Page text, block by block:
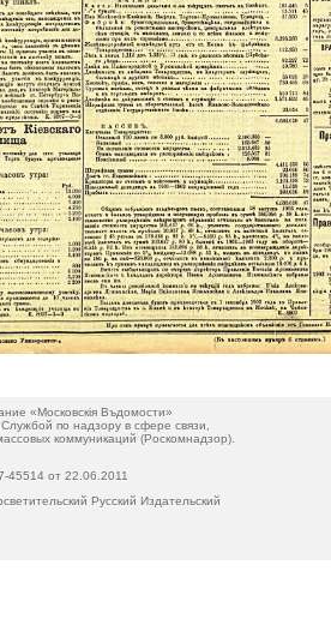
«Московскiя Въдомости»
по надзору в сфере связи,
коммуникаций (Роскомнадзор).
от 22.06.2011
Русский Издательский